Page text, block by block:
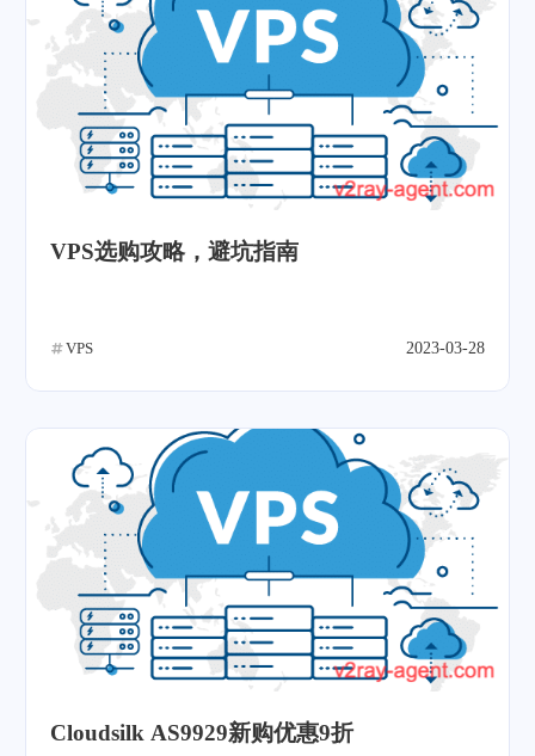
VPS选购攻略，避坑指南
VPS 2023-03-28
Cloudsilk AS9929新购优惠9折